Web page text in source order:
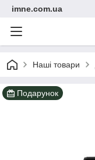
imne.com.ua
Наші товари
Подарунок